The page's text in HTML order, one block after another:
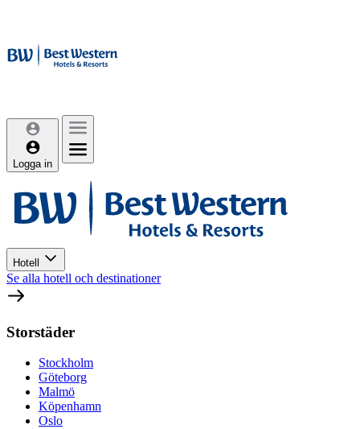
Logga in
Hotell
Se alla hotell och destinationer
Storstäder
Stockholm
Göteborg
Malmö
Köpenhamn
Oslo